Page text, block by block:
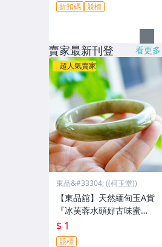
折扣碼 競標
賣家最新刊登 看更多
超人氣賣家
東品&#33304; ((柯玉堂))
【東品舘】天然緬甸玉A貨
『冰芙蓉水頭好古味蜜
黃』翡翠玉鐲 #18.1(55.2
mm)@81047一元起標
$ 1
競標